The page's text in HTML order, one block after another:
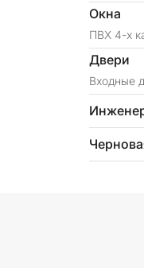
Окна
ПВХ 4-х
Двери
Входные